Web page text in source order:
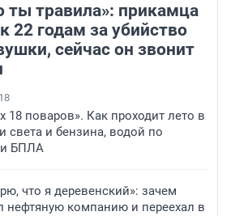
ты травила»: прикамца
22 годам за убийство
сейчас он звонит
18
18 поваров». Как проходит лето в
света и бензина, водой по
БПЛА
что я деревенский»: зачем
нефтяную компанию и переехал в